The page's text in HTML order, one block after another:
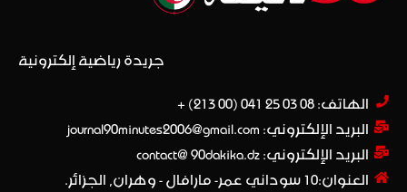
جريدة رياضية إلكترونية
الهاتف: 08 03 25 041 (00 213) +​
البريد الإلكتروني: journal90minutes2006@gmail.com
البريد الإلكتروني: contact@ 90dakika.dz
العنوان:10 سوداني عمر- مارافال - وهران, الجزائر.